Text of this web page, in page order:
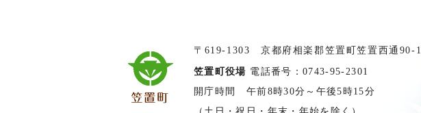
〒619-1303 京都府相楽郡笠置町笠置西通90-1
笠置町役場 電話番号：0743-95-2301
開庁時間 午前8時30分～午後5時15分